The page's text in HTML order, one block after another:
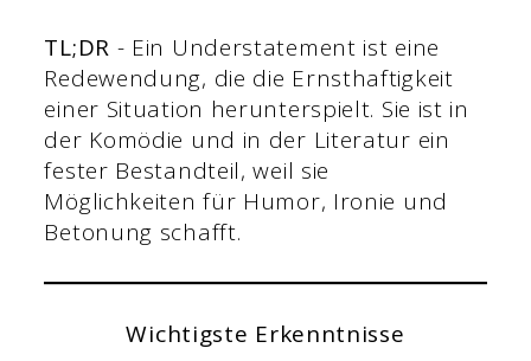
TL;DR - Ein Understatement ist eine
Redewendung, die die Ernsthaftigkeit
einer Situation herunterspielt. Sie ist in
der Komödie und in der Literatur ein
fester Bestandteil, weil sie
Möglichkeiten für Humor, Ironie und
Betonung schafft.
Wichtigste Erkenntnisse